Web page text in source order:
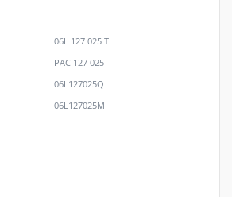
06L 127 025 T
PAC 127 025
06L127025Q
06L127025M